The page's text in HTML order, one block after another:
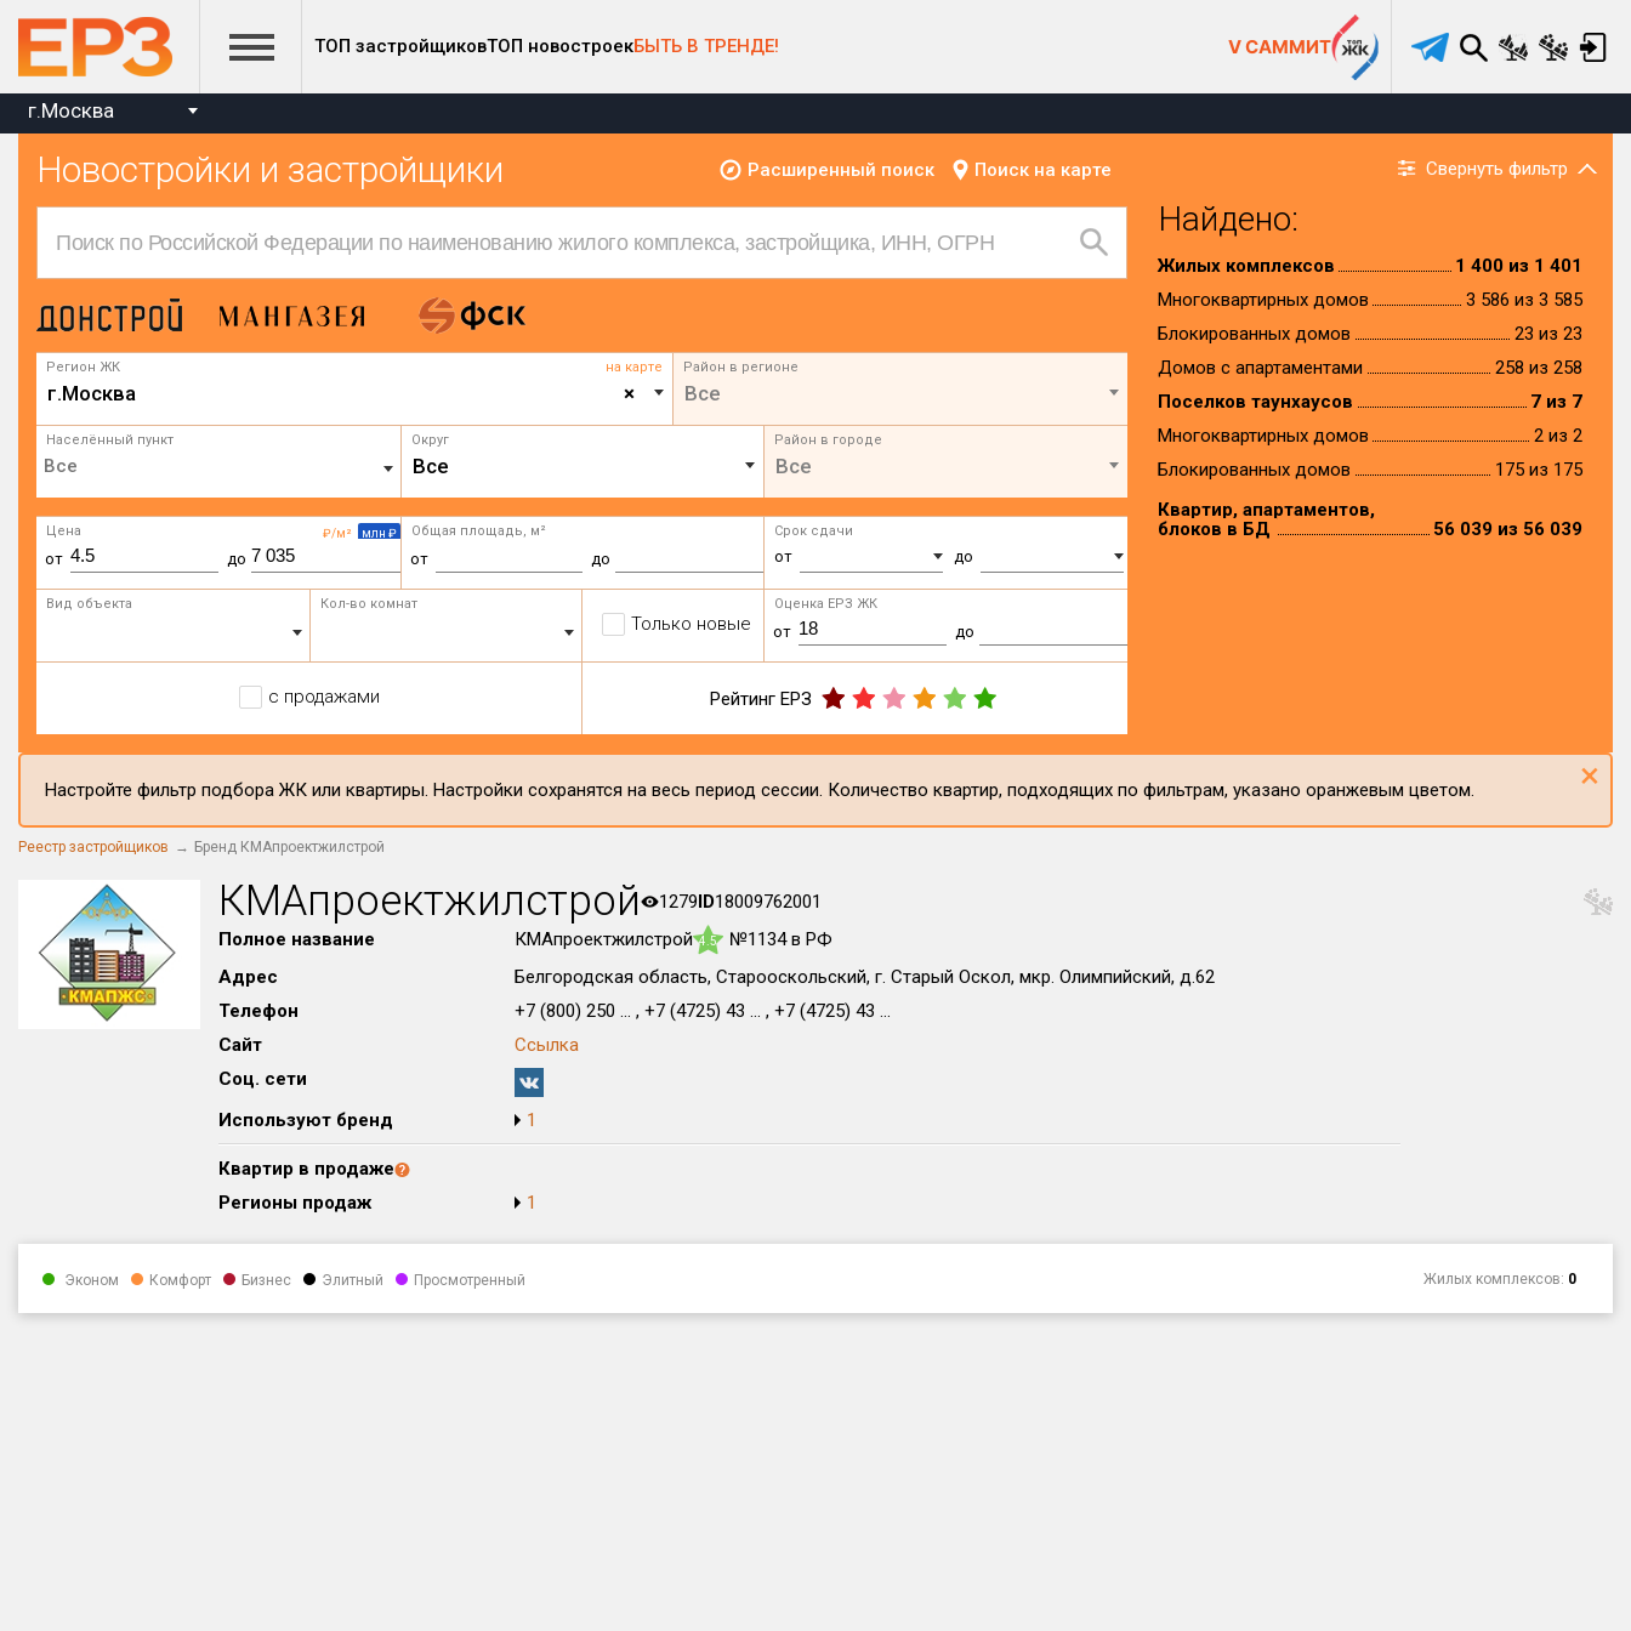
ТОП застройщиковТОП новостроекБЫТЬ В ТРЕНДЕ! V САММИТ
г.Москва
Новостройки и застройщики Расширенный поиск Поиск на карте Свернуть фильтр
Регион ЖК на карте
×
г.Москва
Район в регионе
Все
Населённый пункт Округ
Все
Район в городе
Все
₽/м² млн ₽
Цена
от до
Общая площадь, м²
от до
Срок сдачи
от до
Вид объекта Кол-во комнат
Только новые
Оценка ЕРЗ ЖК
от до
с продажами Рейтинг ЕРЗ
Найдено:
Жилых комплексов
1 400 из 1 401
Многоквартирных домов
3 586 из 3 585
Блокированных домов
23 из 23
Домов с апартаментами
258 из 258
Поселков таунхаусов
7 из 7
Многоквартирных домов
2 из 2
Блокированных домов
175 из 175
Квартир, апартаментов,
блоков в БД
56 039 из 56 039
Настройте фильтр подбора ЖК или квартиры. Настройки сохранятся на весь период сессии. Количество квартир, подходящих по фильтрам, указано оранжевым цветом. ×
Реестр застройщиков Бренд КМАпроектжилстрой
КМАпроектжилстрой 1279ID18009762001
Полное название
КМАпроектжилстрой 4.5
№1134 в РФ
Адрес
Белгородская область, Старооскольский, г. Старый Оскол, мкр. Олимпийский, д.62
Телефон
+7 (800) 250 ... , +7 (4725) 43 ... , +7 (4725) 43 ...
Сайт
Ссылка
Соц. сети
Используют бренд
1
Квартир в продаже
Регионы продаж
1
Эконом Комфорт Бизнес Элитный Просмотренный Жилых комплексов: 0